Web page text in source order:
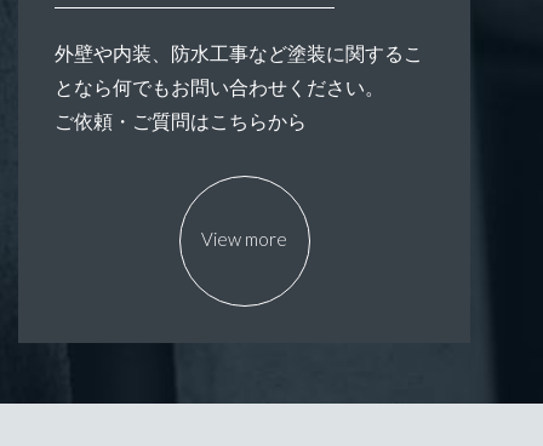
外壁や内装、防水工事など塗装に関するこ
となら何でもお問い合わせください。
ご依頼・ご質問はこちらから
View more